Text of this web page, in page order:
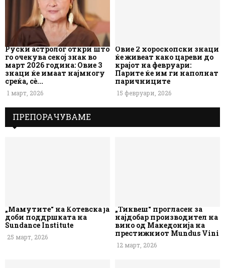
Руски астролог откри што
го очекува секој знак во
март 2026 година: Овие 3
знаци ќе имаат најмногу
среќа, сè...
1 март, 2026
Овие 2 хороскопски знаци
ќе живеат како цареви до
крајот на февруари:
Парите ќе им ги наполнат
паричниците
15 февруари, 2026
ПРЕПОРАЧУВАМЕ
„Мамутите“ на Котевска ја
доби поддршката на
Sundance Institute
25 март, 2026
„Тиквеш“ прогласен за
најдобар производител на
вино од Македонија на
престижниот Mundus Vini
12 март, 2026